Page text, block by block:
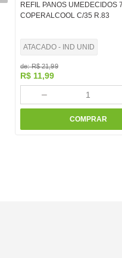
REFIL PANOS UMEDECIDOS
COPERALCOOL C/35 R.83
ATACADO - IND UNID
de:R$ 21,99
R$ 11,99
－
COMPRAR